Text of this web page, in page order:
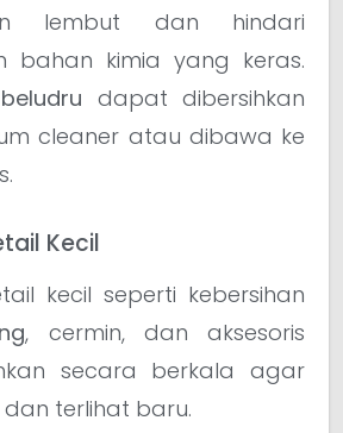
lembut dan hindari
bahan kimia yang keras.
dapat dibersihkan
cleaner atau dibawa ke
Kecil
kecil seperti kebersihan
, cermin, dan aksesoris
secara berkala agar
terlihat baru.